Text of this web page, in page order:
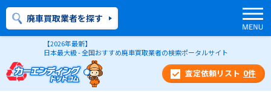
【2026年最新】
日本最大級 - 全国おすすめ廃車買取業者の検索ポータルサイト
0件
廃車買取業者を探す